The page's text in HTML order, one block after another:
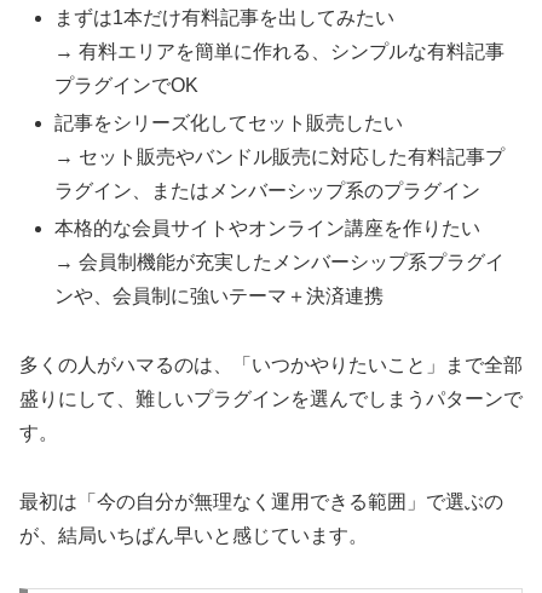
まずは1本だけ有料記事を出してみたい
→ 有料エリアを簡単に作れる、シンプルな有料記事
プラグインでOK
記事をシリーズ化してセット販売したい
→ セット販売やバンドル販売に対応した有料記事プ
ラグイン、またはメンバーシップ系のプラグイン
本格的な会員サイトやオンライン講座を作りたい
→ 会員制機能が充実したメンバーシップ系プラグイ
ンや、会員制に強いテーマ＋決済連携
多くの人がハマるのは、「いつかやりたいこと」まで全部
盛りにして、難しいプラグインを選んでしまうパターンで
す。
最初は「今の自分が無理なく運用できる範囲」で選ぶの
が、結局いちばん早いと感じています。